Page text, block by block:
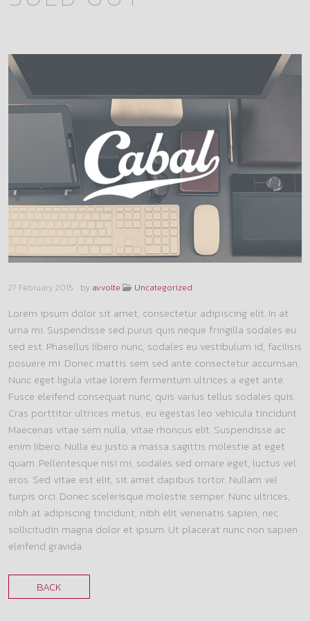
27 February 2015 by avvolte Uncategorized
Lorem ipsum dolor sit amet, consectetur adipiscing elit. In at
urna mi. Suspendisse sed purus quis neque fringilla sodales eu
sed est. Phasellus libero nunc, sodales eu vestibulum id, facilisis
posuere mi. Donec mattis sem sed ante consectetur accumsan.
Nunc eget ligula vitae lorem fermentum ultrices a eget ante.
Fusce eleifend consequat nunc, quis varius tellus sodales quis.
Cras porttitor ultrices metus, eu egestas leo vehicula tincidunt.
Maecenas vitae sem nulla, vitae rhoncus elit. Suspendisse ac
enim libero. Nulla eu justo a massa sagittis molestie at eget
quam. Pellentesque nisi mi, sodales sed ornare eget, luctus vel
eros. Sed vitae est elit, sit amet dapibus tortor. Nullam vel
turpis orci. Donec scelerisque molestie semper. Nunc ultrices,
nibh at adipiscing tincidunt, nibh elit venenatis sapien, nec
sollicitudin magna dolor et ipsum. Ut placerat nunc non sapien
eleifend gravida.
BACK